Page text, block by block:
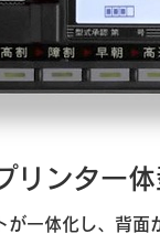
リンタ一体
が一体化し、背面